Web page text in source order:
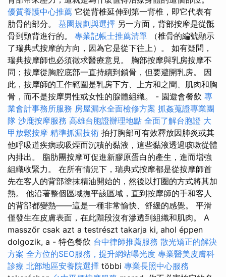
優質養護中心推薦 它從背椎延伸到第一背椎，即它代表有
肋骨的部分。 墓園規劃與選擇 另一方面，背部按摩是從骶
骨到頸背進行的。 專業記帳士推薦清單 （椎骨的編號顯示
了瑞典式按摩的方向，因為它是從下往上）。 如有疑問，
瑞典按摩師也必須徵求醫療意見。 胸部按摩與乳房按摩不
同；按摩從胸腔底部一直持續到鎖骨，但要避開乳房。 因
此，按摩師的工作範圍是乳房下方、上方和之間、肌肉和胸
骨，而不是按摩男性或女性的腺體組織。 - 園遊會餐飲 專
業會計事務所服務 房屋漏水全面檢修方案 抓姦蒐證專業團
隊 沙鹿按摩服務 高雄台胞證辦理地點 全面了解台胞證 大
甲放鬆按摩 精準抓漏技術 拍打胸部可有效釋放因肺炎或其
他呼吸道疾病或吸煙而沉積的黏液，這些黏液透過咳嗽從體
內排出。 脂肪團按摩可促進新膠原蛋白的產生，進而增強
組織收緊力。 在所有情況下，瑞典式按摩都是從按摩師首
先在客人的背部塗抹精油開始的，然後以打圈的方式將其加
熱。 他沿著整個區域撫平該區域，直到按摩師的手和客人
的背部都變熱——這是一種非常愉快、舒緩的感覺。 平滑
僅發生在皮膚表面，在此階段沒有滲透到組織和肌肉。 A
masszőr csak azt a testrészt takarja ki, ahol éppen
dolgozik, a - 特色餐飲 台中律師推薦服務 散光矯正的解決
方案 全方位的SEO服務，提升網站曝光度 專業醫美皮膚科
診療 北部地區安養院選擇 többi 專業長照中心服務